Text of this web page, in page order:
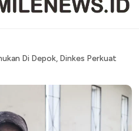
Di Depok, Dinkes Perkuat